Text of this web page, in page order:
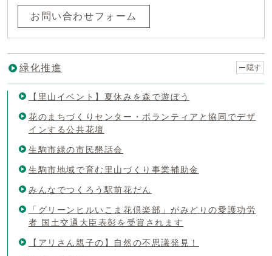
お問い合わせフォーム
緑化推進 隠す
【里山イベント】夏休みを森で遊ぼう
花のまちづくりセンター・ボランティアと協同でデザ
インする公共花壇
生駒市緑の市民懇話会
生駒市地域で育む里山づくり事業補助金
みんなでつくろう駅前花だん
「グリーンヒルいこま花倶楽部」がみどりの愛護功労
者 国土交通大臣表彰を受賞されます
【アリさん親子の】自然の不思議発見！